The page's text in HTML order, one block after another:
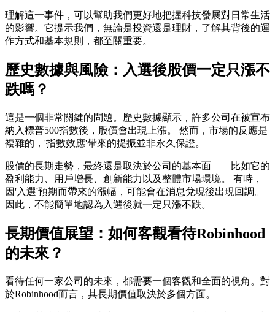
理解這一事件，可以幫助我們更好地把握科技發展對日常生活
的影響。它提示我們，無論是投資還是理財，了解其背後的運
作方式和基本規則，都至關重要。
歷史數據與風險：入選後股價一定只漲不
跌嗎？
這是一個非常關鍵的問題。歷史數據顯示，許多公司在被宣布
納入標普500指數後，股價會出現上漲。 然而，市場的反應是
複雜的，'指數效應'帶來的提振並非永久保證。
股價的長期走勢，最終還是取決於公司的基本面——比如它的
盈利能力、用戶增長、創新能力以及整體市場環境。 有時，
因'入選'預期而帶來的漲幅，可能會在消息兌現後出現回調。
因此，不能簡單地認為入選後就一定只漲不跌。
長期價值展望：如何客觀看待Robinhood
的未來？
看待任何一家公司的未來，都需要一個客觀和全面的視角。對
於Robinhood而言，其長期價值取決於多個方面。